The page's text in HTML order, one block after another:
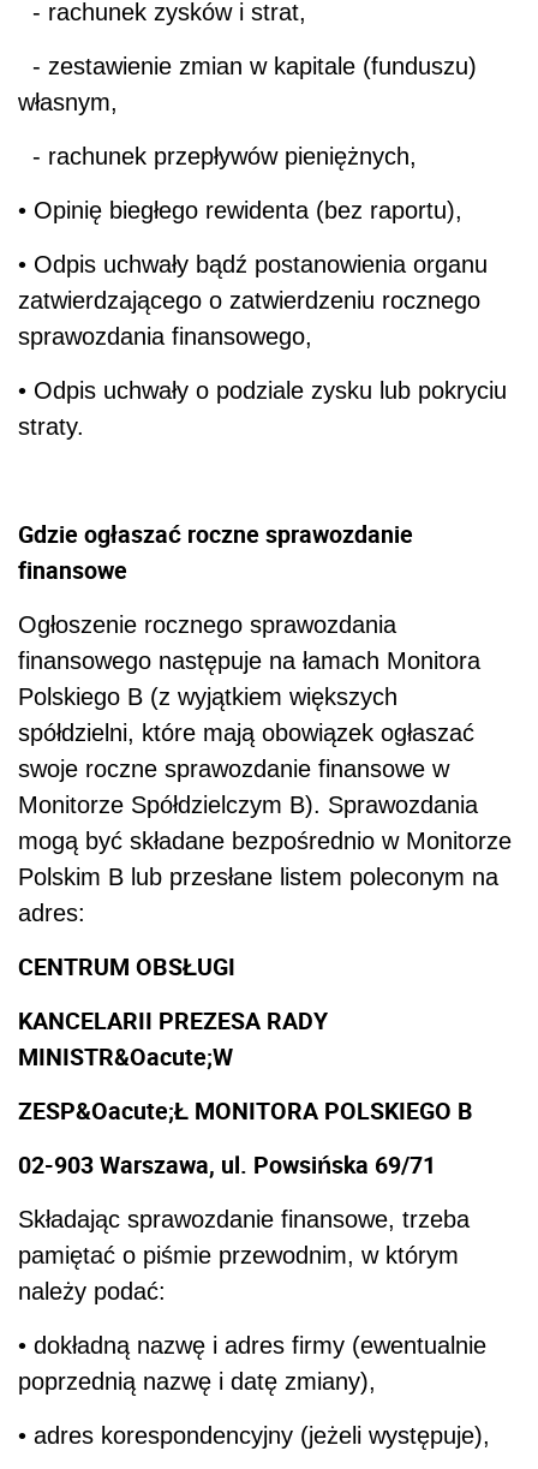
- rachunek zysków i strat,
- zestawienie zmian w kapitale (funduszu)
własnym,
- rachunek przepływów pieniężnych,
• Opinię biegłego rewidenta (bez raportu),
• Odpis uchwały bądź postanowienia organu
zatwierdzającego o zatwierdzeniu rocznego
sprawozdania finansowego,
• Odpis uchwały o podziale zysku lub pokryciu
straty.
Gdzie ogłaszać roczne sprawozdanie
finansowe
Ogłoszenie rocznego sprawozdania
finansowego następuje na łamach Monitora
Polskiego B (z wyjątkiem większych
spółdzielni, które mają obowiązek ogłaszać
swoje roczne sprawozdanie finansowe w
Monitorze Spółdzielczym B). Sprawozdania
mogą być składane bezpośrednio w Monitorze
Polskim B lub przesłane listem poleconym na
adres:
CENTRUM OBSŁUGI
KANCELARII PREZESA RADY
MINISTR&Oacute;W
ZESP&Oacute;Ł MONITORA POLSKIEGO B
02-903 Warszawa, ul. Powsińska 69/71
Składając sprawozdanie finansowe, trzeba
pamiętać o piśmie przewodnim, w którym
należy podać:
• dokładną nazwę i adres firmy (ewentualnie
poprzednią nazwę i datę zmiany),
• adres korespondencyjny (jeżeli występuje),